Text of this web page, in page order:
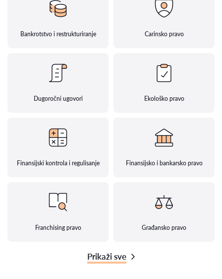
Bankrotstvo i restrukturiranje Carinsko pravo
Dugoročni ugovori Ekološko pravo
Finansijski kontrola i regulisanje Finansijsko i bankarsko pravo
Franchising pravo Građansko pravo
Prikaži sve